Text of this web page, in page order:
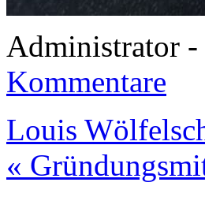
Administrator
Kommentare
Louis
«